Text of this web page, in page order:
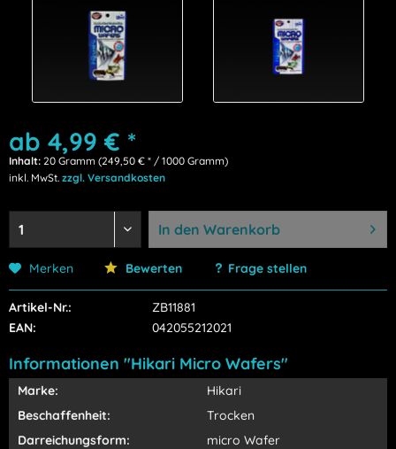
ab 4,99 € *
Inhalt: 20 Gramm (249,50 € * / 1000 Gramm)
inkl. MwSt. zzgl. Versandkosten
In den Warenkorb
Merken Bewerten Frage stellen
Artikel-Nr.:
ZB11881
EAN:
042055212021
Informationen "Hikari Micro Wafers"
Marke:
Hikari
Beschaffenheit:
Trocken
Darreichungsform:
micro Wafer